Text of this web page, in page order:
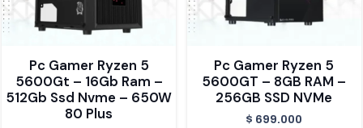
Pc Gamer Ryzen 5
5600Gt – 16Gb Ram –
512Gb Ssd Nvme – 650W
80 Plus
Pc Gamer Ryzen 5
5600GT – 8GB RAM –
256GB SSD NVMe
$ 699.000